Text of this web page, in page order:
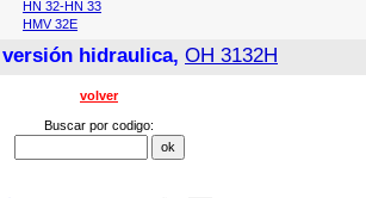
HN 32-HN 33
HMV 32E
hidraulica, OH 3132H
volver
Buscar por codigo: